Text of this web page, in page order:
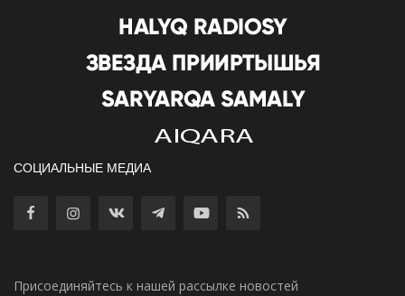
СОЦИАЛЬНЫЕ МЕДИА
Присоединяйтесь к нашей рассылке новостей